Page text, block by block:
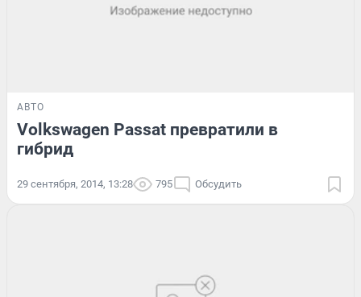
АВТО
Volkswagen Passat превратили в
гибрид
29 сентября, 2014, 13:28 795 Обсудить